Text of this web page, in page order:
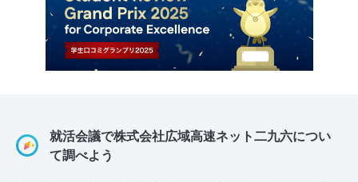
就活会議で株式会社広域高速ネット二九六につい
て調べよう